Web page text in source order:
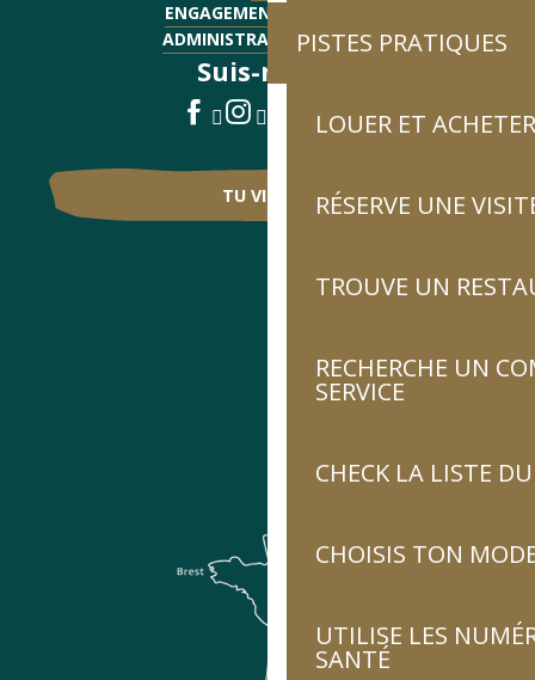
PISTES PRATIQUES
LOUER ET
RÉSERVE UNE
TROUVE UN
RECHERCHE UN
SERVICE
CHECK LA LISTE
CHOISIS TON
UTILISE LES
SANTÉ
ENGAGEMENTS QUALITÉ
ADMINISTRATIF - EMPLOI
Suis-nous !
TU VIENS ?